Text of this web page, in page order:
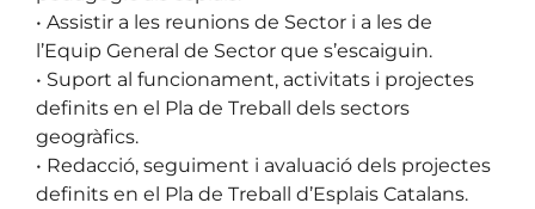
• Assistir a les reunions de Sector i a les de
l’Equip General de Sector que s’escaiguin.
• Suport al funcionament, activitats i projectes
definits en el Pla de Treball dels sectors
geogràfics.
• Redacció, seguiment i avaluació dels projectes
definits en el Pla de Treball d’Esplais Catalans.